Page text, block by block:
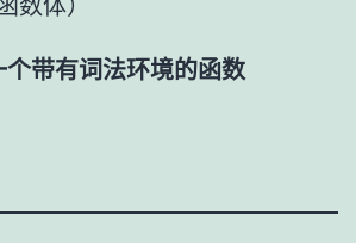
带有词法环境的函数